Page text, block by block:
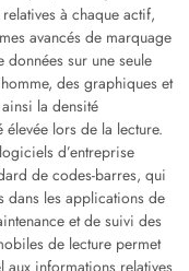
à chaque actif,
avancés de marquage
données sur une seule
des graphiques et
la densité
lors de la lecture.
d’entreprise
de codes-barres, qui
dans les applications de
et de suivi des
de lecture permet
aux informations relatives